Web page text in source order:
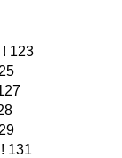
123
131